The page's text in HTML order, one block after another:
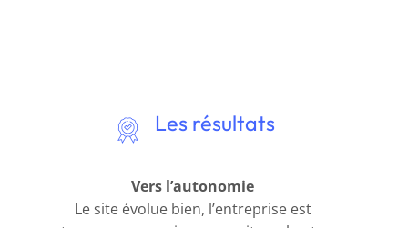
Les résultats
Vers l’autonomie
Le site évolue bien, l’entreprise est